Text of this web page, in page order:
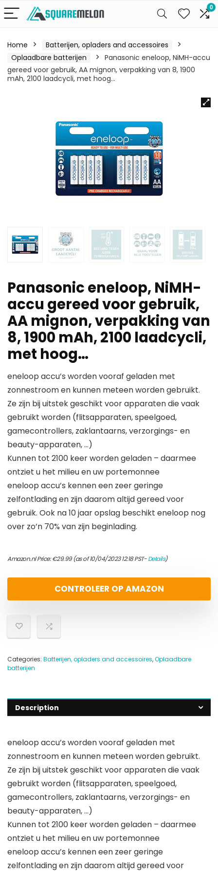
0
Home
Batterijen, opladers and accessoires
Oplaadbare batterijen
Panasonic eneloop, NiMH-accu
gereed voor gebruik, AA mignon, verpakking van 8, 1900
mAh, 2100 laadcycli, met hoog…
Panasonic eneloop, NiMH-
accu gereed voor gebruik,
AA mignon, verpakking van
8, 1900 mAh, 2100 laadcycli,
met hoog…
eneloop accu’s worden vooraf geladen met
zonnestroom en kunnen meteen worden gebruikt.
Ze zijn bij uitstek geschikt voor apparaten die vaak
gebruikt worden (flitsapparaten, speelgoed,
gamecontrollers, zaklantaarns, verzorgings- en
beauty-apparaten, …)
Kunnen tot 2100 keer worden geladen – daarmee
ontziet u het milieu en uw portemonnee
eneloop accu’s kennen een zeer geringe
zelfontlading en zijn daarom altijd gereed voor
gebruik. Ook na 10 jaar opslag beschikt eneloop nog
over zo’n 70% van zijn beginlading.
Amazon.nl Price:€29.99(as of 10/04/2023 12:18 PST-Details)
CONTROLEER OP AMAZON
Categories: Batterijen, opladers and accessoires,Oplaadbare
batterijen
Description
eneloop accu’s worden vooraf geladen met
zonnestroom en kunnen meteen worden gebruikt.
Ze zijn bij uitstek geschikt voor apparaten die vaak
gebruikt worden (flitsapparaten, speelgoed,
gamecontrollers, zaklantaarns, verzorgings- en
beauty-apparaten, …)
Kunnen tot 2100 keer worden geladen – daarmee
ontziet u het milieu en uw portemonnee
eneloop accu’s kennen een zeer geringe
zelfontlading en zijn daarom altijd gereed voor